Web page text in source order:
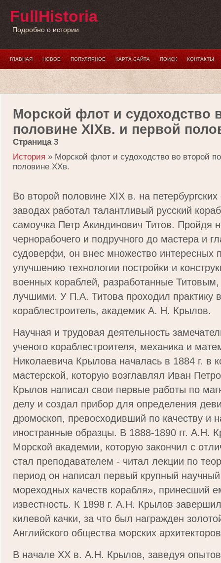
FullHistoria
Подробно о истории
ГЛАВНАЯ НОВОЕ ПОПУЛЯРНОЕ КАРТА САЙТА ПОИСК КОНТАКТЫ
Морской флот и судоходство
половине XIXв. и первой
Страница 3
История » Морской флот и судоходство во второй
половине XXв.
Во второй половине XIX в. на петербургских
заводах работал талантливый русский
самоучка Петр Акиндинович Титов. Пройдя
чернорабочего и подручного до мастера и
судоверфи, он внес множество интересных
улучшению технологии постройки и
военных кораблей, разработанные Титовым,
лучшими. У П.А. Титова проходил практику
кораблестроитель, академик А. Н. Крылов.
Научная и трудовая деятельность
ученого кораблестроителя, механика и
Николаевича Крылова началась в 1884 г. в
мастерской, которую возглавлял Иван
Крылов написал свои первые работы по
делу и создал прибор для определения
дромоскоп, превосходивший по качеству и
иностранные образцы. В 1888-1890 гг. А.Н.
Морской академии, которую закончил с
стал преподавателем - читал лекции по
период он написал первый крупный
мореходных качеств корабля», принесший
известность. К 1898 г. А.Н. Крылов
килевой качки, за что был награжден
Английского общества морских
В начале XX в. А.Н. Крылов, заведуя